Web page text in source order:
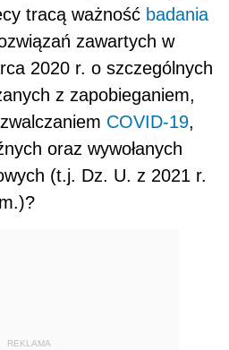
tracą ważność badania
zawartych w
2020 r. o szczególnych
z zapobieganiem,
COVID-19,
oraz wywołanych
(t.j. Dz. U. z 2021 r.
REKLAMA